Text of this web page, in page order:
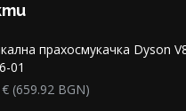
прахосмукачка Dyson
01
€ (659.92 BGN)